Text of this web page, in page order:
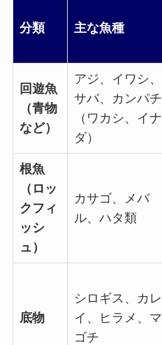
分類 主な魚種
回遊魚
（青物
など）
アジ、イワシ、
サバ、カンパチ
（ワカシ、イナ
ダ）
根魚
（ロッ
クフィ
ッシ
ュ）
カサゴ、メバ
ル、ハタ類
底物
シロギス、カレ
イ、ヒラメ、マ
ゴチ